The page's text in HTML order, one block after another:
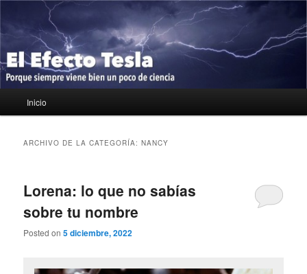
contenido
principal
contenido
secundario
El Efecto Tesla
Porque siempre viene bien un poco de ciencia
principal
Inicio
ARCHIVO DE LA CATEGORÍA:NANCY
Lorena: lo que no sabías
sobre tu nombre
Posted on5 diciembre, 2022